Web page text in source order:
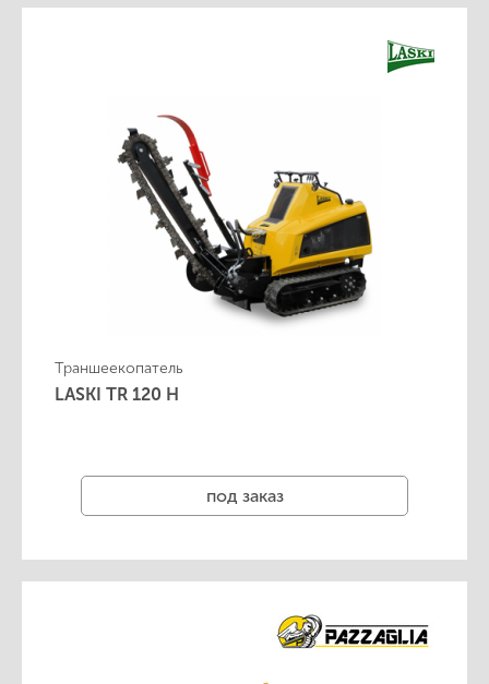
Траншеекопатель
LASKI TR 120 H
под заказ